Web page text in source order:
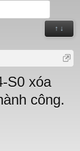
↑ ↓
S0 xóa
công.